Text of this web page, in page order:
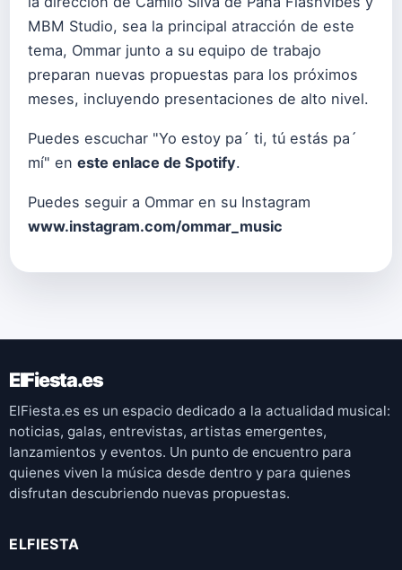
MBM Studio, sea la principal atracción de este
tema, Ommar junto a su equipo de trabajo
preparan nuevas propuestas para los próximos
meses, incluyendo presentaciones de alto nivel.
Puedes escuchar "Yo estoy pa´ ti, tú estás pa´
mí" en este enlace de Spotify.
Puedes seguir a Ommar en su Instagram
www.instagram.com/ommar_music
ElFiesta.es
ElFiesta.es es un espacio dedicado a la actualidad musical:
noticias, galas, entrevistas, artistas emergentes,
lanzamientos y eventos. Un punto de encuentro para
quienes viven la música desde dentro y para quienes
disfrutan descubriendo nuevas propuestas.
ELFIESTA